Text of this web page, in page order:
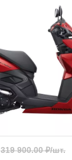
319 900.00₽/шт.